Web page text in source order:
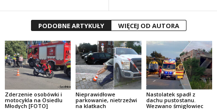
PODOBNE ARTYKUŁY WIĘCEJ OD AUTORA
Zderzenie osobówki i
motocykla na Osiedlu
Młodych [FOTO]
Nieprawidłowe
parkowanie, nietrzeźwi
na klatkach
Nastolatek spadł z
dachu pustostanu.
Wezwano śmigłowiec